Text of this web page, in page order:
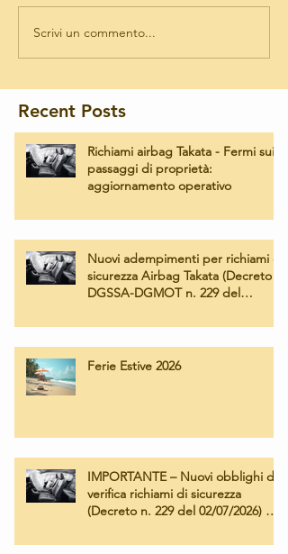
Scrivi un commento...
Recent Posts
Richiami airbag Takata - Fermi sui
passaggi di proprietà:
aggiornamento operativo
Nuovi adempimenti per richiami di
sicurezza Airbag Takata (Decreto
DGSSA-DGMOT n. 229 del
applicate
Ferie Estive 2026
IMPORTANTE – Nuovi obblighi di
verifica richiami di sicurezza
(Decreto n. 229 del 02/07/2026) e